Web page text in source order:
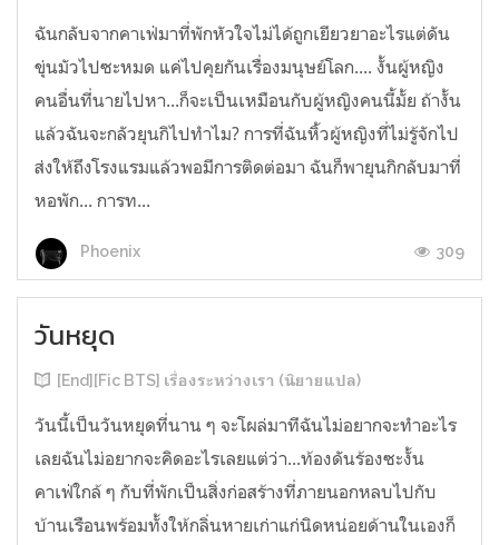
ฉันกลับจากคาเฟ่มาที่พักหัวใจไม่ได้ถูกเยียวยาอะไรแต่ดัน
ขุ่นมัวไปซะหมด แค่ไปคุยกันเรื่องมนุษย์โลก.... งั้นผู้หญิง
คนอื่นที่นายไปหา...ก็จะเป็นเหมือนกับผู้หญิงคนนี้มั้ย ถ้างั้น
แล้วฉันจะกลัวยุนกิไปทำไม? การที่ฉันหิ้วผู้หญิงที่ไม่รู้จักไป
ส่งให้ถึงโรงแรมแล้วพอมีการติดต่อมา ฉันก็พายุนกิกลับมาที่
หอพัก... การท...
Phoenix 309
วันหยุด
[End][Fic BTS] เรื่องระหว่างเรา (นิยายแปล)
วันนี้เป็นวันหยุดที่นาน ๆ จะโผล่มาทีฉันไม่อยากจะทำอะไร
เลยฉันไม่อยากจะคิดอะไรเลยแต่ว่า...ท้องดันร้องซะงั้น
คาเฟ่ใกล้ ๆ กับที่พักเป็นสิ่งก่อสร้างที่ภายนอกหลบไปกับ
บ้านเรือนพร้อมทั้งให้กลิ่นหายเก่าแก่นิดหน่อยด้านในเองก็